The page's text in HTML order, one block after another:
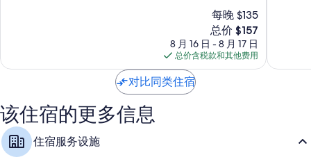
圣
市
中
心
了，
点
评
每晚 $135
新
格
$157
总价 $157
8 月 16 日 - 8 月 17 日
总价含税款和其他费用
中
1,002
对比同类住宿
该住宿的更多信息
住宿服务设施